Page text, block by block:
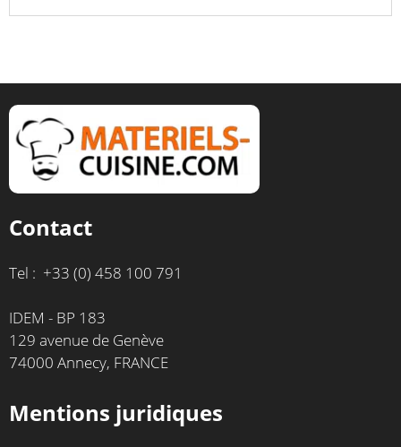
Contact
Tel : +33 (0) 458 100 791
IDEM - BP 183
129 avenue de Genève
74000 Annecy, FRANCE
Mentions juridiques